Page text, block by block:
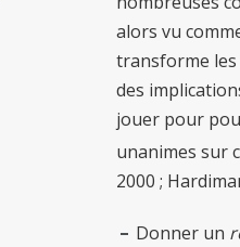
alors vu
transforme les
des
jouer pour
unanimes sur
2000 ;
Donner un